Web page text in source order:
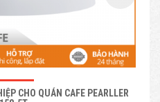
CHO QUÁN CAFE PEARLLER